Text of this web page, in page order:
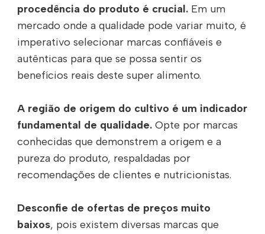
procedência do produto é crucial. Em um
mercado onde a qualidade pode variar muito, é
imperativo selecionar marcas confiáveis e
autênticas para que se possa sentir os
benefícios reais deste super alimento.
A região de origem do cultivo é um indicador
fundamental de qualidade. Opte por marcas
conhecidas que demonstrem a origem e a
pureza do produto, respaldadas por
recomendações de clientes e nutricionistas.
Desconfie de ofertas de preços muito
baixos, pois existem diversas marcas que